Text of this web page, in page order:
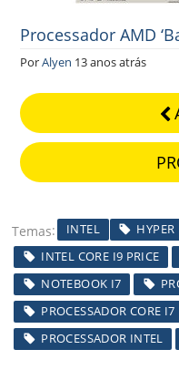
Processador AMD
PorAlyen 13 anos atrás
Temas INTEL HYPER
INTEL CORE I9 PRICE
NOTEBOOK I7
PROCESSADOR CORE I7
PROCESSADOR INTEL